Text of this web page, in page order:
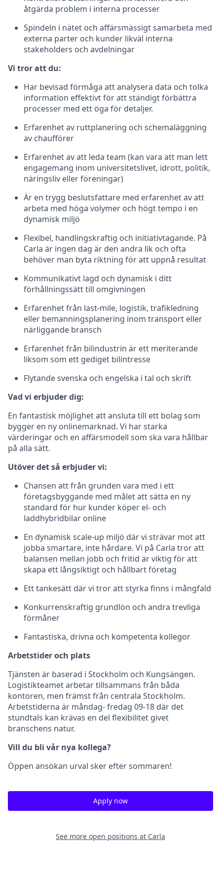
åtgärda problem i interna processer
Spindeln i nätet och affärsmässigt samarbeta med
externa parter och kunder likväl interna
stakeholders och avdelningar
Vi tror att du:
Har bevisad förmåga att analysera data och tolka
information effektivt för att ständigt förbättra
processer med ett öga för detaljer.
Erfarenhet av ruttplanering och schemaläggning
av chaufförer
Erfarenhet av att leda team (kan vara att man lett
engagemang inom universitetslivet, idrott, politik,
näringsliv eller föreningar)
Är en trygg beslutsfattare med erfarenhet av att
arbeta med höga volymer och högt tempo i en
dynamisk miljö
Flexibel, handlingskraftig och initiativtagande. På
Carla är ingen dag är den andra lik och ofta
behöver man byta riktning för att uppnå resultat
Kommunikativt lagd och dynamisk i ditt
förhållningssätt till omgivningen
Erfarenhet från last-mile, logistik, trafikledning
eller bemanningsplanering inom transport eller
närliggande bransch
Erfarenhet från bilindustrin är ett meriterande
liksom som ett gediget bilintresse
Flytande svenska och engelska i tal och skrift
Vad vi erbjuder dig:
En fantastisk möjlighet att ansluta till ett bolag som
bygger en ny onlinemarknad. Vi har starka
värderingar och en affärsmodell som ska vara hållbar
på alla sätt.
Utöver det så erbjuder vi:
Chansen att från grunden vara med i ett
företagsbyggande med målet att sätta en ny
standard för hur kunder köper el- och
laddhybridbilar online
En dynamisk scale-up miljö där vi strävar mot att
jobba smartare, inte hårdare. Vi på Carla tror att
balansen mellan jobb och fritid är viktig för att
skapa ett långsiktigt och hållbart företag
Ett tankesätt där vi tror att styrka finns i mångfald
Konkurrenskraftig grundlön och andra trevliga
förmåner
Fantastiska, drivna och kompetenta kollegor
Arbetstider och plats
Tjänsten är baserad i Stockholm och Kungsängen.
Logistikteamet arbetar tillsammans från båda
kontoren, men främst från centrala Stockholm.
Arbetstiderna är måndag- fredag 09-18 där det
stundtals kan krävas en del flexibilitet givet
branschens natur.
Vill du bli vår nya kollega?
Öppen ansökan urval sker efter sommaren!
Apply now
See more open positions at Carla